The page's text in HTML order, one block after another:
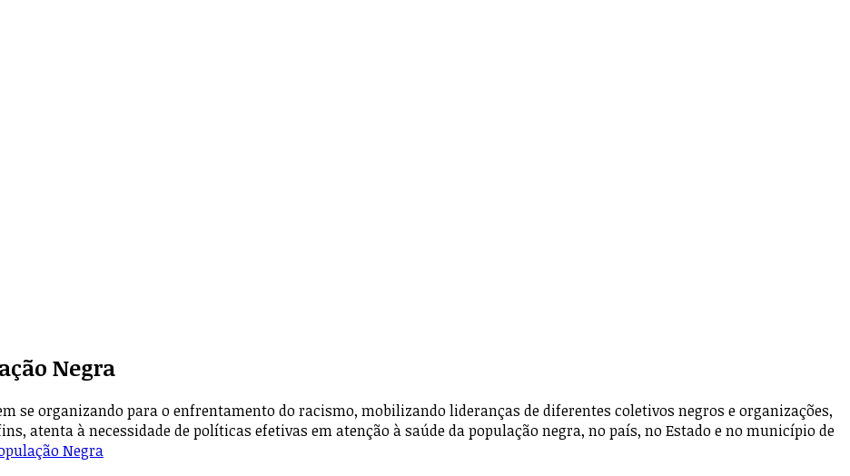
Negra
se organizando para o enfrentamento do racismo, mobilizando lideranças de diferentes coletivos negros e organizações,
atenta à necessidade de políticas efetivas em atenção à saúde da população negra, no país, no Estado e no município de
Negra